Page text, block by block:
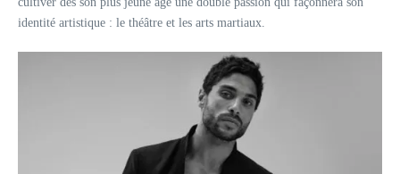
identité artistique : le théâtre et les arts martiaux.